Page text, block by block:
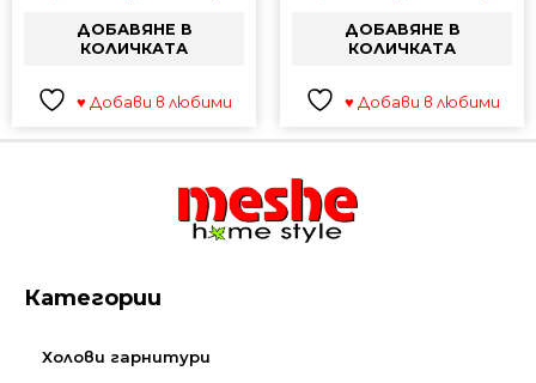
ДОБАВЯНЕ В
КОЛИЧКАТА
♥ Добави в любими
ДОБАВЯНЕ В
КОЛИЧКАТА
♥ Добави в любими
Категории
Холови гарнитури